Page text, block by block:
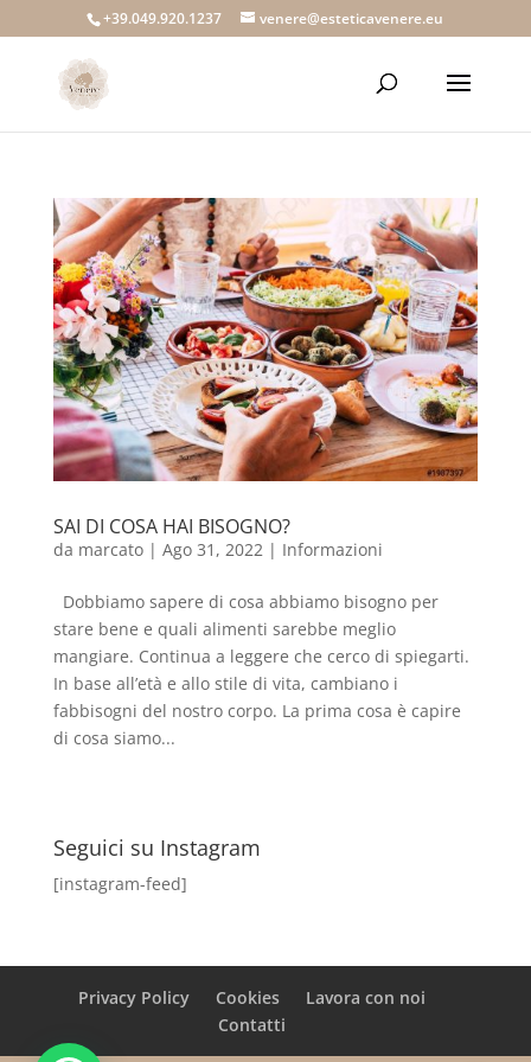
+39.049.920.1237 venere@esteticavenere.eu
SAI DI COSA HAI BISOGNO?
da marcato| Ago 31, 2022| Informazioni
Dobbiamo sapere di cosa abbiamo bisogno per
stare bene e quali alimenti sarebbe meglio
mangiare. Continua a leggere che cerco di spiegarti.
In base all’età e allo stile di vita, cambiano i
fabbisogni del nostro corpo. La prima cosa è capire
di cosa siamo...
Seguici su Instagram
[instagram-feed]
Privacy Policy Cookies
Lavora con noi
Contatti